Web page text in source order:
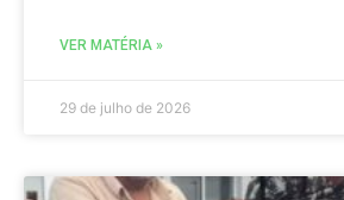
VER MATÉRIA »
29 de julho de 2026